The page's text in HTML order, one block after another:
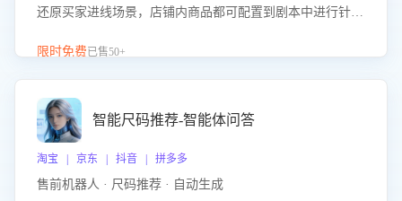
还原买家进线场景，店铺内商品都可配置到剧本中进行针对
击 “立即开通”，快速获取影音影像类目剧本，一键开启客服
限时免费已售50+
智能尺码推荐-智能体问答
淘宝 | 京东 | 抖音 | 拼多多
售前机器人 · 尺码推荐 · 自动生成